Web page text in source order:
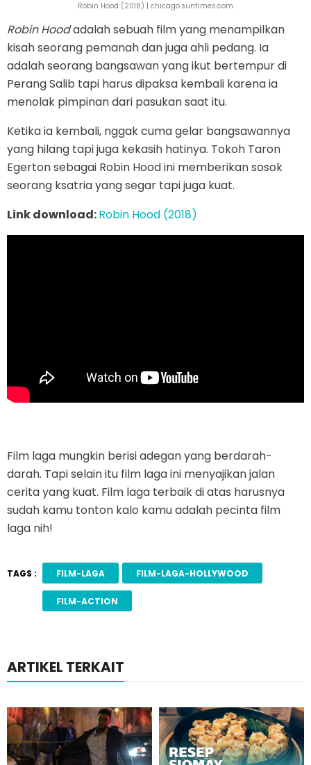
Robin Hood (2018) | chicago.suntimes.com
Robin Hoodadalah sebuah film yang menampilkan
kisah seorang pemanah dan juga ahli pedang. Ia
adalah seorang bangsawan yang ikut bertempur di
Perang Salib tapi harus dipaksa kembali karena ia
menolak pimpinan dari pasukan saat itu.
Ketika ia kembali, nggak cuma gelar bangsawannya
yang hilang tapi juga kekasih hatinya. Tokoh Taron
Egerton sebagai Robin Hood ini memberikan sosok
seorang ksatria yang segar tapi juga kuat.
Link download:Robin Hood (2018)
Film laga mungkin berisi adegan yang berdarah-
darah. Tapi selain itu film laga ini menyajikan jalan
cerita yang kuat. Film laga terbaik di atas harusnya
sudah kamu tonton kalo kamu adalah pecinta film
laga nih!
TAGS : FILM-LAGA FILM-LAGA-HOLLYWOOD
FILM-ACTION
ARTIKEL TERKAIT